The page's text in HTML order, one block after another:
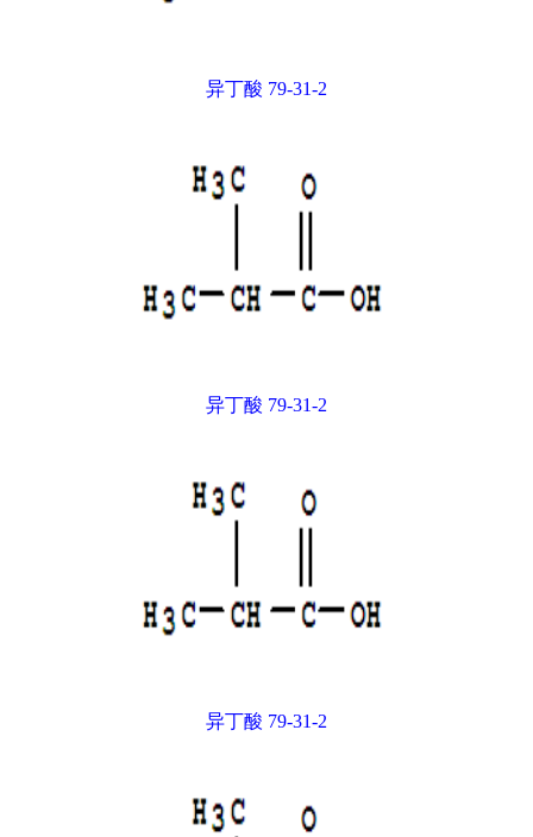
异丁酸 79-31-2
异丁酸 79-31-2
异丁酸 79-31-2